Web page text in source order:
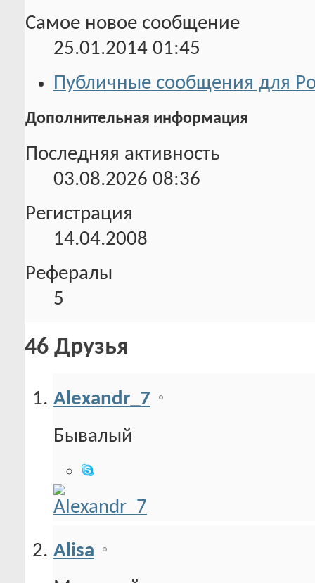
Самое новое сообщение
25.01.2014 01:45
Публичные сообщения для
Дополнительная информация
Последняя активность
03.08.2026 08:36
Регистрация
14.04.2008
Рефералы
5
46 Друзья
Alexandr_7
Бывалый
Alisa